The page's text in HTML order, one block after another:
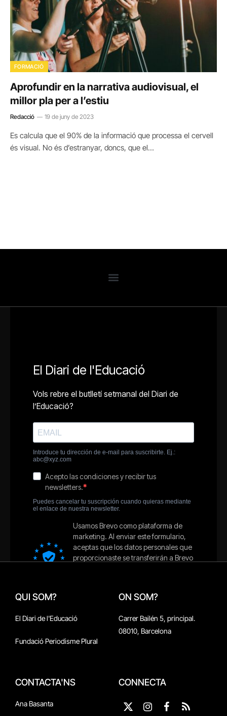
FORMACIÓ
Aprofundir en la narrativa audiovisual, el
millor pla per a l’estiu
Redacció 19 de juny de 2023
Es calcula que el 90% de la informació que processa el cervell
és visual. No és d’estranyar, doncs, que el…
QUI SOM?
El Diari de l'Educació
Fundació Periodisme Plural
ON SOM?
Carrer Bailén 5, principal.
08010, Barcelona
CONTACTA'NS
Ana Basanta
CONNECTA
X
InstagramFacebook
RSS